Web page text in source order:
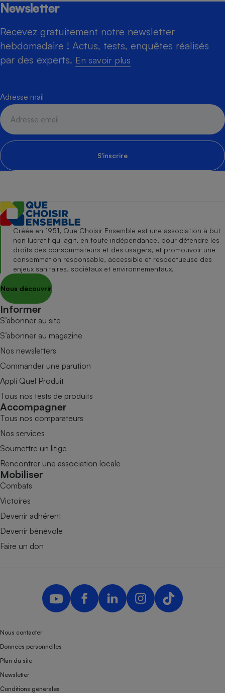
Newsletter
Recevez gratuitement notre newsletter
hebdomadaire ! Actus, tests, enquêtes réalisés
par des experts. En savoir plus
Adresse mail
S'inscrire
Créée en 1951, Que Choisir Ensemble est une association à but
non lucratif qui agit, en toute indépendance, pour défendre les
droits des consommateurs et des usagers, et promouvoir une
consommation responsable, accessible et respectueuse des
enjeux sanitaires, sociétaux et environnementaux.
Nous découvrir
Informer
S’abonner au site
S’abonner au magazine
Nos newsletters
Commander une parution
Appli Quel Produit
Tous nos tests de produits
Accompagner
Tous nos comparateurs
Nos services
Soumettre un litige
Rencontrer une association locale
Mobiliser
Combats
Victoires
Devenir adhérent
Devenir bénévole
Faire un don
Nous contacter
Données personnelles
Plan du site
Newsletter
Conditions générales